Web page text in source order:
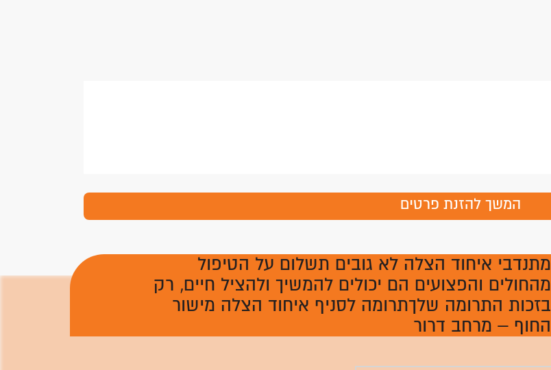
המשך להזנת פרטים
מתנדבי איחוד הצלה לא גובים תשלום על הטיפול
מהחולים והפצועים הם יכולים להמשיך ולהציל חיים, רק
בזכות התרומה שלךתרומה לסניף איחוד הצלה מישור
החוף – מרחב דרור